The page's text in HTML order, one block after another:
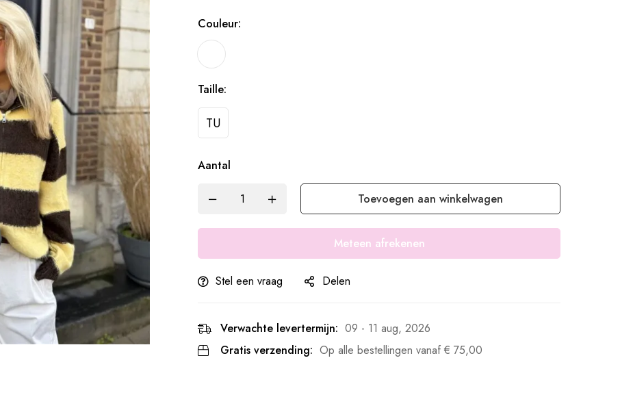
Couleur:
Taille:
TU
Aantal
Toevoegen aan winkelwagen
Meteen afrekenen
Stel een vraag Delen
Verwachte levertermijn: 09 - 11 aug, 2026
Gratis verzending: Op alle bestellingen vanaf € 75,00